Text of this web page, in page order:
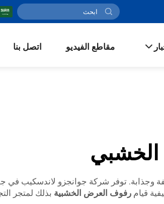
مقاطع الفيديو اتصل بنا
وجذابة. توفر شركة جوانجزو لاندسكيب
قيام رفوف العرض الخشبية بذلك لمتجر